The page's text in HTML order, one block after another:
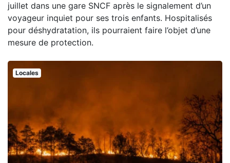
juillet dans une gare SNCF après le signalement d’un
voyageur inquiet pour ses trois enfants. Hospitalisés
pour déshydratation, ils pourraient faire l’objet d’une
mesure de protection.
Locales